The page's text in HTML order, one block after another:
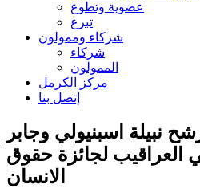
عضوية وتطوع
تبرع
شركاء وممولون
شركاء
الممولون
مركز الكرمل
إتصل بنا
نبيلة اسبنيولي وجابر
العراقيب لجائزة حقوق
الانسان